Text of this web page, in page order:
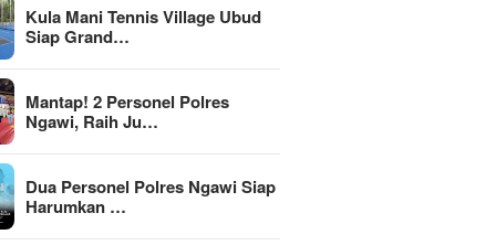
Kula Mani Tennis Village Ubud
Siap Grand…
Mantap! 2 Personel Polres
Ngawi, Raih Ju…
Dua Personel Polres Ngawi Siap
Harumkan …